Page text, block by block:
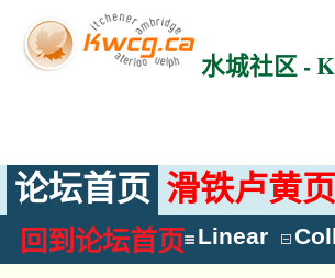
水城社区 -
论坛首页 滑铁卢黄页
回到论坛首页 Linear